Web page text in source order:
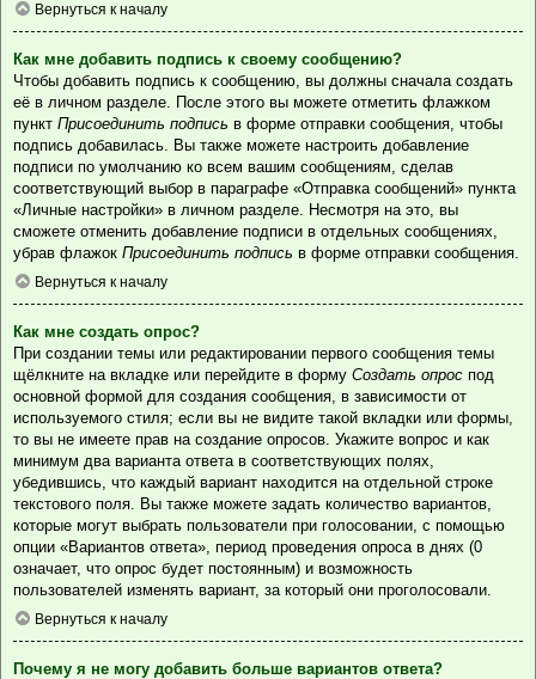
Вернуться к началу
Как мне добавить подпись к своему сообщению?
Чтобы добавить подпись к сообщению, вы должны сначала создать
её в личном разделе. После этого вы можете отметить флажком
пункт Присоединить подпись в форме отправки сообщения, чтобы
подпись добавилась. Вы также можете настроить добавление
подписи по умолчанию ко всем вашим сообщениям, сделав
соответствующий выбор в параграфе «Отправка сообщений» пункта
«Личные настройки» в личном разделе. Несмотря на это, вы
сможете отменить добавление подписи в отдельных сообщениях,
убрав флажок Присоединить подпись в форме отправки сообщения.
Вернуться к началу
Как мне создать опрос?
При создании темы или редактировании первого сообщения темы
щёлкните на вкладке или перейдите в форму Создать опрос под
основной формой для создания сообщения, в зависимости от
используемого стиля; если вы не видите такой вкладки или формы,
то вы не имеете прав на создание опросов. Укажите вопрос и как
минимум два варианта ответа в соответствующих полях,
убедившись, что каждый вариант находится на отдельной строке
текстового поля. Вы также можете задать количество вариантов,
которые могут выбрать пользователи при голосовании, с помощью
опции «Вариантов ответа», период проведения опроса в днях (0
означает, что опрос будет постоянным) и возможность
пользователей изменять вариант, за который они проголосовали.
Вернуться к началу
Почему я не могу добавить больше вариантов ответа?